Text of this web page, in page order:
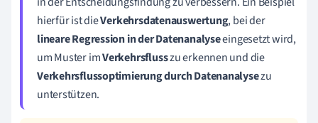
hierfür ist dieVerkehrsdatenauswertung, bei der
lineare Regression in der Datenanalyseeingesetzt wird,
um Muster imVerkehrsflusszu erkennen und die
Verkehrsflussoptimierung durch Datenanalysezu
unterstützen.